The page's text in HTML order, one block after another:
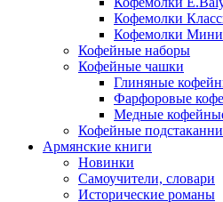
Кофемолки
Кофемолки Мини
Кофейные наборы
Кофейные чашки
Глиняные
Фарфоровые
Медные
Кофейные
Армянские книги
Новинки
Самоучители, словари
Исторические романы